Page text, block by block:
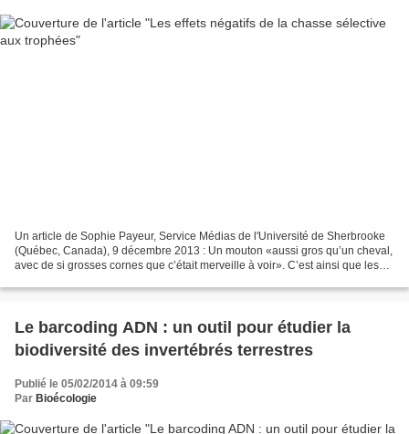
Un article de Sophie Payeur, Service Médias de l'Université de Sherbrooke
(Québec, Canada), 9 décembre 2013 : Un mouton «aussi gros qu’un cheval,
avec de si grosses cornes que c’était merveille à voir». C’est ainsi que les
Le barcoding ADN : un outil pour étudier la
biodiversité des invertébrés terrestres
Publié le 05/02/2014 à 09:59
Par Bioécologie